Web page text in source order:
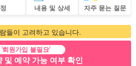
내용 및 상세 자주 묻는 질문
들이 고려하고 있습니다.
회원가입 불필요
및 예약 가능 여부 확인